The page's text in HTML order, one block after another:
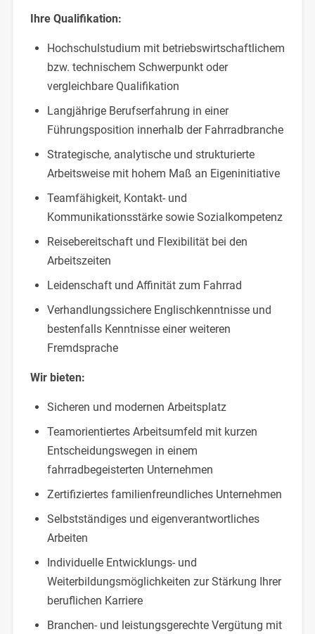
Ihre Qualifikation:
Hochschulstudium mit betriebswirtschaftlichem
bzw. technischem Schwerpunkt oder
vergleichbare Qualifikation
Langjährige Berufserfahrung in einer
Führungsposition innerhalb der Fahrradbranche
Strategische, analytische und strukturierte
Arbeitsweise mit hohem Maß an Eigeninitiative
Teamfähigkeit, Kontakt- und
Kommunikationsstärke sowie Sozialkompetenz
Reisebereitschaft und Flexibilität bei den
Arbeitszeiten
Leidenschaft und Affinität zum Fahrrad
Verhandlungssichere Englischkenntnisse und
bestenfalls Kenntnisse einer weiteren
Fremdsprache
Wir bieten:
Sicheren und modernen Arbeitsplatz
Teamorientiertes Arbeitsumfeld mit kurzen
Entscheidungswegen in einem
fahrradbegeisterten Unternehmen
Zertifiziertes familienfreundliches Unternehmen
Selbstständiges und eigenverantwortliches
Arbeiten
Individuelle Entwicklungs- und
Weiterbildungsmöglichkeiten zur Stärkung Ihrer
beruflichen Karriere
Branchen- und leistungsgerechte Vergütung mit